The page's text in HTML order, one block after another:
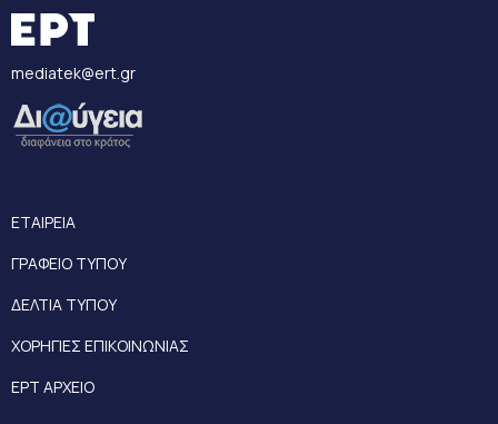
mediatek@ert.gr
ΕΤΑΙΡΕΙΑ
ΓΡΑΦΕΙΟ ΤΥΠΟΥ
ΔΕΛΤΙΑ ΤΥΠΟΥ
ΧΟΡΗΓΙΕΣ ΕΠΙΚΟΙΝΩΝΙΑΣ
ΕΡΤ ΑΡΧΕΙΟ